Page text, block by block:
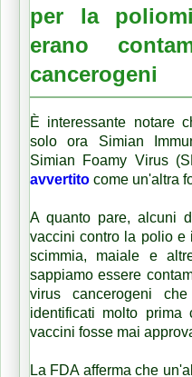
per la
erano
cancerogeni
È interessante notare
solo ora Simian
Simian Foamy Virus
avvertito come un'altra
A quanto pare, alcuni
vaccini contro la polio e
scimmia, maiale e
sappiamo essere
virus cancerogeni
identificati molto
vaccini fosse mai
La FDA afferma che